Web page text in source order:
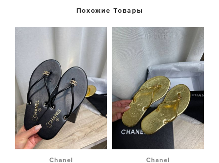
Похожие Товары
Chanel Chanel